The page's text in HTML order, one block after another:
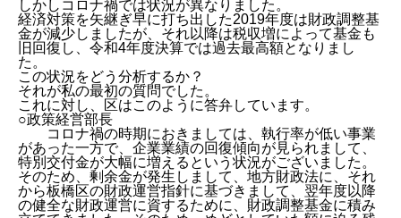
しかしコロナ禍では状況が異なりました。
経済対策を矢継ぎ早に打ち出した2019年度は財政調整基
金が減少しましたが、それ以降は税収増によって基金も
旧回復し、令和4年度決算では過去最高額となりまし
た。
この状況をどう分析するか？
それが私の最初の質問でした。
これに対し、区はこのように答弁しています。
○政策経営部長
コロナ禍の時期におきましては、執行率が低い事業
があった一方で、企業業績の回復傾向が見られまして、
特別交付金が大幅に増えるという状況がございました。
そのため、剰余金が発生しまして、地方財政法に、それ
から板橋区の財政運営指針に基づきまして、翌年度以降
の健全な財政運営に資するために、財政調整基金に積み